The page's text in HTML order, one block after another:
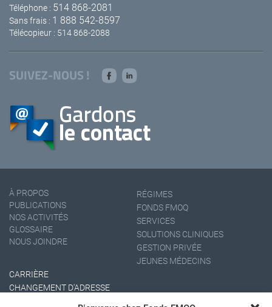
Téléphone : 514 868-2081
Sans frais : 1 888 542-8597
Télécopieur : 514 868-2088
SUIVEZ-NOUS !
À PROPOS
PUBLICATIONS
NOS ACTIVITÉS
GLOSSAIRE
NOUS JOINDRE
RÉGIMES
FONDS FMOQ
SERVICES
SOLUTIONS CLINIQUES
GESTION PRIVÉE
JEUNES MÉDECINS
CARRIÈRE
CHANGEMENT D'ADRESSE